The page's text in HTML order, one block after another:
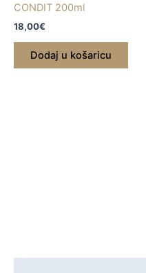
CONDIT 200ml
18,00€
Dodaj u košaricu